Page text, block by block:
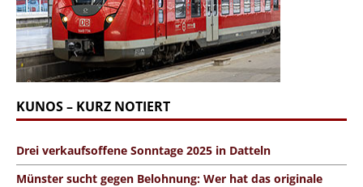
KUNOS – KURZ NOTIERT
Drei verkaufsoffene Sonntage 2025 in Datteln
Münster sucht gegen Belohnung: Wer hat das originale